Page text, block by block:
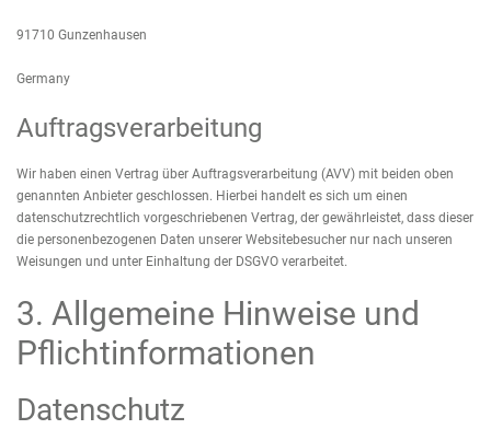
91710 Gunzenhausen
Germany
Auftragsverarbeitung
Wir haben einen Vertrag über Auftragsverarbeitung (AVV) mit beiden oben
genannten Anbieter geschlossen. Hierbei handelt es sich um einen
datenschutzrechtlich vorgeschriebenen Vertrag, der gewährleistet, dass dieser
die personenbezogenen Daten unserer Websitebesucher nur nach unseren
Weisungen und unter Einhaltung der DSGVO verarbeitet.
3. Allgemeine Hinweise und
Pflichtinformationen
Datenschutz